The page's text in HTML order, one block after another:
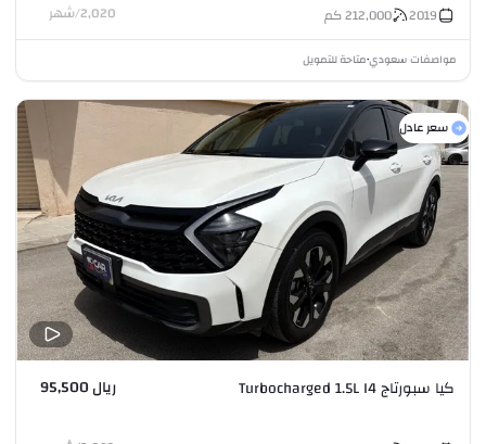
2019
212,000كم 2,020
/شهر
مواصفات سعودي•متاحة للتمويل
سعر عادل
كيا سبورتاج Turbocharged 1.5L I4 ريال 95,500